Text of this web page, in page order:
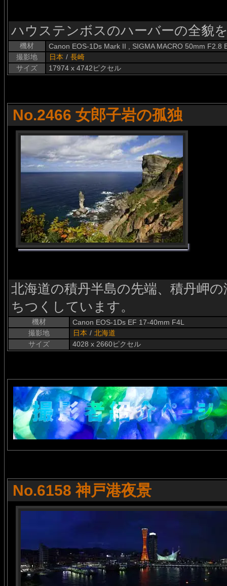
ハウステンボスのハーバーの全貌
機材
Canon EOS-1Ds Mark II , SIGMA MACRO 50mm F2.8
撮影地
日本 / 長崎
サイズ
17974 x 4742ピクセル
No.2466 女郎子岩の孤独
北海道の積丹半島の先端、積丹岬
ちつくしています。
機材
Canon EOS-1Ds EF 17-40mm F4L
撮影地
日本 / 北海道
サイズ
4028 x 2660ピクセル
No.6158 神戸港夜景